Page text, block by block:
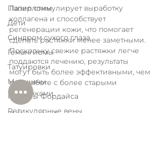
Папилломы
Дети
Синдром сухого глаза
Гемангиомы
Татуировки
Морщины
Гранулы Фордайса
Ретикулярные вены
Лазер стимулирует выработку
коллагена и способствует
регенерации кожи, что помогает
сделать растяжки менее заметными.
Поскольку свежие растяжки легче
поддаются лечению, результаты
могут быть более эффективными, чем
при работе с более старыми
растяжками.
Обычно требуется несколько сеансов